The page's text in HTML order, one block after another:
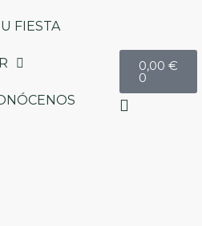
FIESTA
0,00 €
0
Carrito